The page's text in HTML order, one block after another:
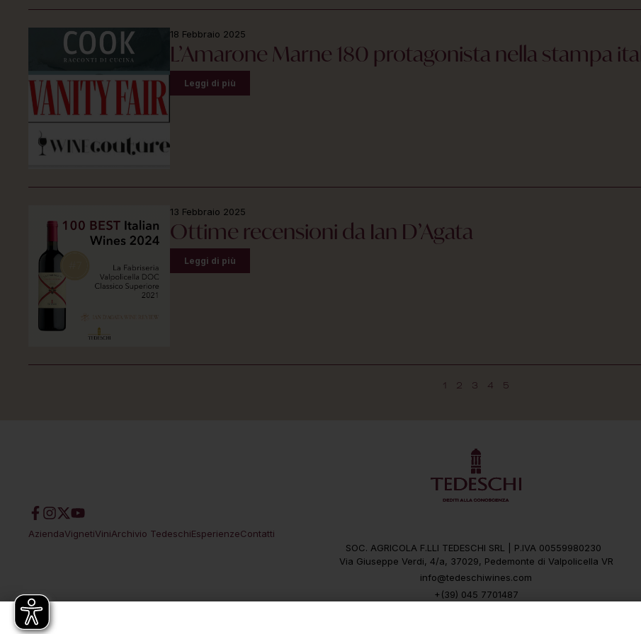
18 Febbraio 2025
L’Amarone Marne 180 protagonista nella stampa
Leggi di più
13 Febbraio 2025
Ottime recensioni da Ian D’Agata
Leggi di più
1 2 3 4 5
AziendaVignetiViniArchivio TedeschiEsperienzeContatti
SOC. AGRICOLA F.LLI TEDESCHI SRL | P.IVA 00559980230
Via Giuseppe Verdi, 4/a, 37029, Pedemonte di Valpolicella VR
info@tedeschiwines.com
+(39) 045 7701487